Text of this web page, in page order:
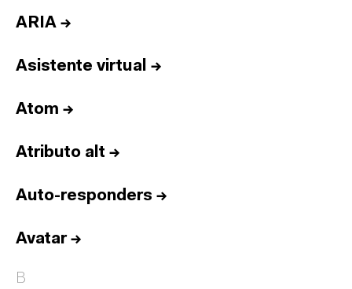
ARIA →
Asistente virtual →
Atom →
Atributo alt →
Auto-responders →
Avatar→
B